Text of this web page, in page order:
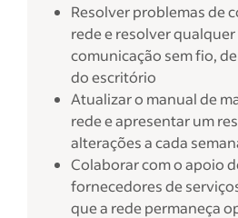
Resolver problemas de
rede e resolver
comunicação sem fio,
do escritório
Atualizar o manual de
rede e apresentar um
alterações a cada
Colaborar com o apoio
fornecedores de
que a rede permaneça